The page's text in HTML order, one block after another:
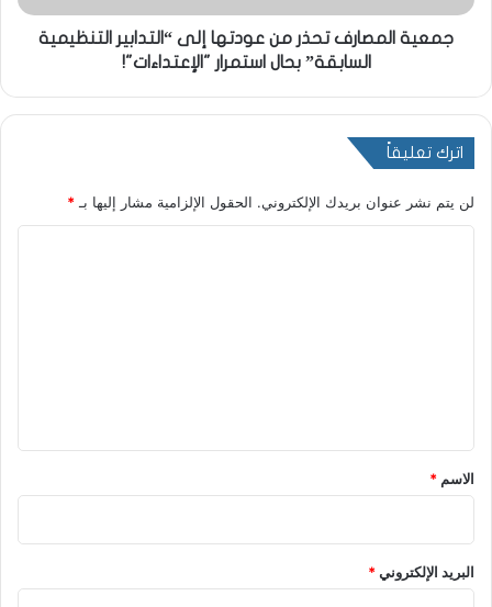
جمعية المصارف تحذر من عودتها إلى “التدابير التنظيمية
السابقة” بحال استمرار "الإعتداءات"!
اترك تعليقاً
لن يتم نشر عنوان بريدك الإلكتروني. الحقول الإلزامية مشار إليها بـ*
*
الاسم *
البريد الإلكتروني*